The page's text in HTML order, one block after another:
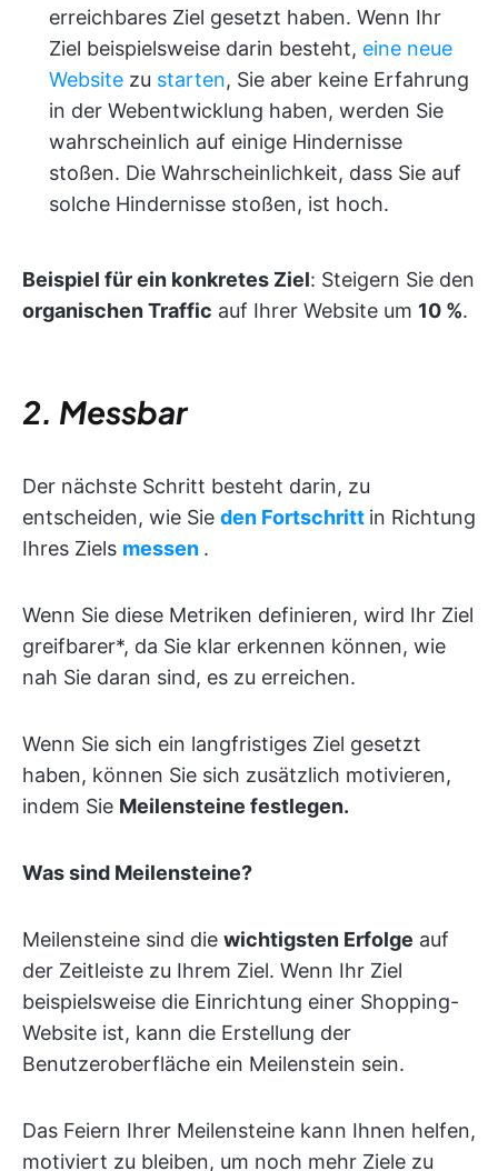
erreichbares Ziel gesetzt haben. Wenn Ihr
Ziel beispielsweise darin besteht, eine neue
Website zu starten, Sie aber keine Erfahrung
in der Webentwicklung haben, werden Sie
wahrscheinlich auf einige Hindernisse
stoßen. Die Wahrscheinlichkeit, dass Sie auf
solche Hindernisse stoßen, ist hoch.
Beispiel für ein konkretes Ziel: Steigern Sie den
organischen Traffic auf Ihrer Website um 10 %.
2. Messbar
Der nächste Schritt besteht darin, zu
entscheiden, wie Sie den Fortschritt in Richtung
Ihres Ziels messen .
Wenn Sie diese Metriken definieren, wird Ihr Ziel
greifbarer*, da Sie klar erkennen können, wie
nah Sie daran sind, es zu erreichen.
Wenn Sie sich ein langfristiges Ziel gesetzt
haben, können Sie sich zusätzlich motivieren,
indem Sie Meilensteine festlegen.
Was sind Meilensteine?
Meilensteine sind die wichtigsten Erfolge auf
der Zeitleiste zu Ihrem Ziel. Wenn Ihr Ziel
beispielsweise die Einrichtung einer Shopping-
Website ist, kann die Erstellung der
Benutzeroberfläche ein Meilenstein sein.
Das Feiern Ihrer Meilensteine kann Ihnen helfen,
motiviert zu bleiben, um noch mehr Ziele zu